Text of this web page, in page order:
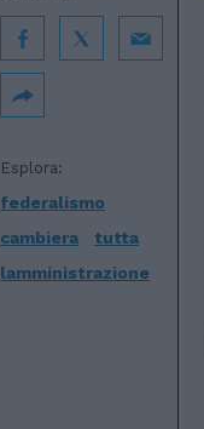
Esplora:
federalismo
cambiera
tutta
lamministrazione